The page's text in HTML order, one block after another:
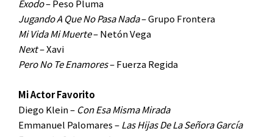
Éxodo– Peso Pluma
Jugando A Que No Pasa Nada– Grupo Frontera
Mi Vida Mi Muerte– Netón Vega
Next– Xavi
Pero No Te Enamores– Fuerza Regida
Mi Actor Favorito
Diego Klein – Con Esa Misma Mirada
Emmanuel Palomares –Las Hijas De La Señora García